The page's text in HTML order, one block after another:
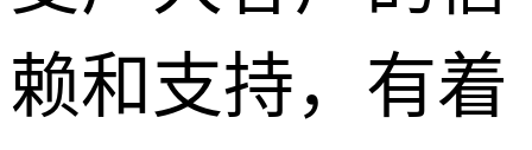
赖和支持，有着